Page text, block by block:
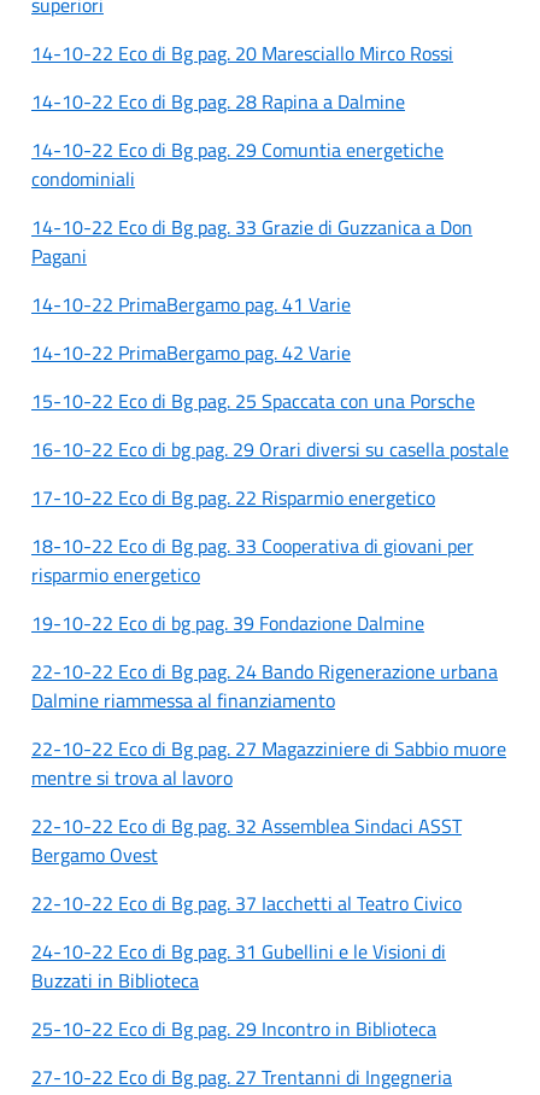
14-10-22 Eco di Bg pag. 20 Maresciallo Mirco Rossi
14-10-22 Eco di Bg pag. 28 Rapina a Dalmine
14-10-22 Eco di Bg pag. 29 Comuntia energetiche
condominiali
14-10-22 Eco di Bg pag. 33 Grazie di Guzzanica a Don
Pagani
14-10-22 PrimaBergamo pag. 41 Varie
14-10-22 PrimaBergamo pag. 42 Varie
15-10-22 Eco di Bg pag. 25 Spaccata con una Porsche
16-10-22 Eco di bg pag. 29 Orari diversi su casella postale
17-10-22 Eco di Bg pag. 22 Risparmio energetico
18-10-22 Eco di Bg pag. 33 Cooperativa di giovani per
risparmio energetico
19-10-22 Eco di bg pag. 39 Fondazione Dalmine
22-10-22 Eco di Bg pag. 24 Bando Rigenerazione urbana
Dalmine riammessa al finanziamento
22-10-22 Eco di Bg pag. 27 Magazziniere di Sabbio muore
mentre si trova al lavoro
22-10-22 Eco di Bg pag. 32 Assemblea Sindaci ASST
Bergamo Ovest
22-10-22 Eco di Bg pag. 37 Iacchetti al Teatro Civico
24-10-22 Eco di Bg pag. 31 Gubellini e le Visioni di
Buzzati in Biblioteca
25-10-22 Eco di Bg pag. 29 Incontro in Biblioteca
27-10-22 Eco di Bg pag. 27 Trentanni di Ingegneria